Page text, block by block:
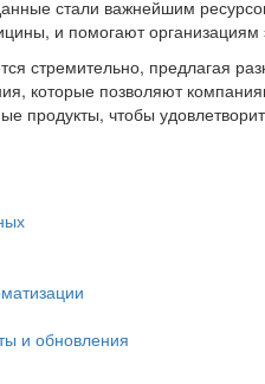
стали важнейшим
и помогают
стремительно, предлагая
которые позволяют
продукты, чтобы
и обновления